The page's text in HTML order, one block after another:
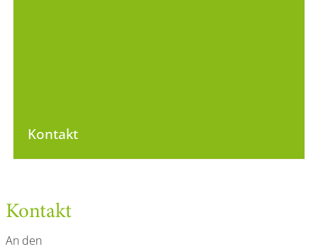
Kontakt
Kontakt
An den